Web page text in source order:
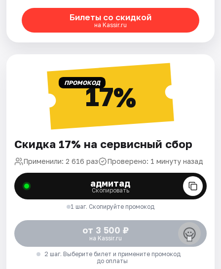
Билеты со скидкой
на Kassir.ru
ПРОМОКОД17%
Скидка 17% на сервисный сбор
Применили: 2 616 раз Проверено: 1 минуту назад
адмитад
Скопировать
1 шаг. Скопируйте промокод
от 3 500 ₽
на Kassir.ru
2 шаг. Выберите билет и примените промокод
до оплаты